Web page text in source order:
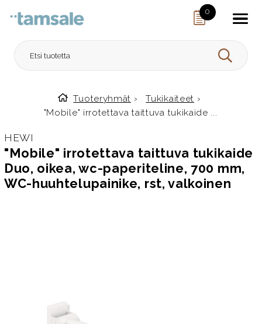
0
HAE
Etusivulle
Tuoteryhmät › Tukikaiteet ›
"Mobile" irrotettava taittuva tukikaide ...
HEWI
"Mobile" irrotettava taittuva tukikaide
Duo, oikea, wc-paperiteline, 700 mm,
WC-huuhtelupainike, rst, valkoinen